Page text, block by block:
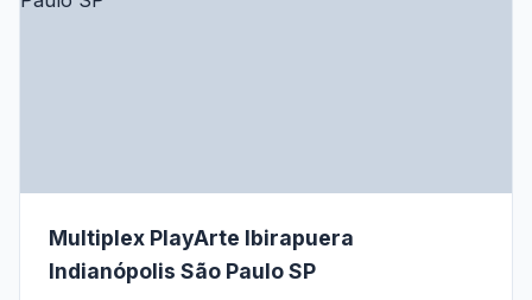
Multiplex PlayArte Ibirapuera
Indianópolis São Paulo SP